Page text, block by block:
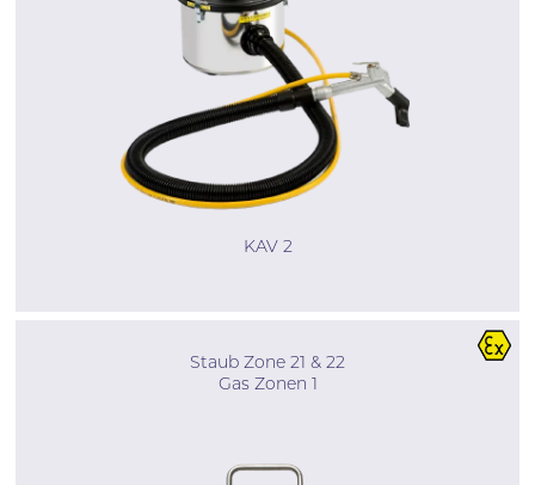
KAV 2
Staub Zone 21 & 22
Gas Zonen 1